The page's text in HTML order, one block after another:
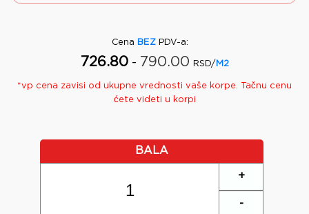
Cena BEZ PDV-a:
726.80- 790.00 RSD/ M2
*vp cena zavisi od ukupne vrednosti vaše korpe. Tačnu cenu
ćete videti u korpi
BALA
+
-